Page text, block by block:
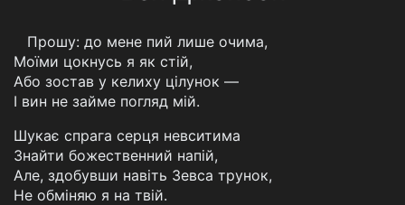
Прошу: до мене пий лише очима,
Моїми цокнусь я як стій,
Або зостав у келиху цілунок —
I вин не займе погляд мій.
Шукає спрага серця невситима
Знайти божественний напій,
Але, здобувши навіть Зевса трунок,
Не обміняю я на твій.